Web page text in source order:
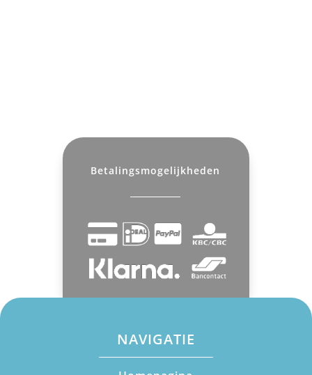
Betalingsmogelijkheden
NAVIGATIE